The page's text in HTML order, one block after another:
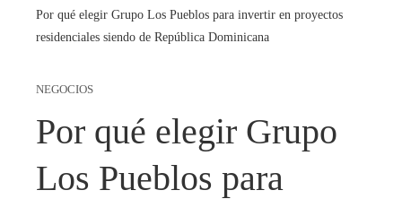
Por qué elegir Grupo Los Pueblos para invertir en proyectos
residenciales siendo de República Dominicana
NEGOCIOS
Por qué elegir Grupo
Los Pueblos para